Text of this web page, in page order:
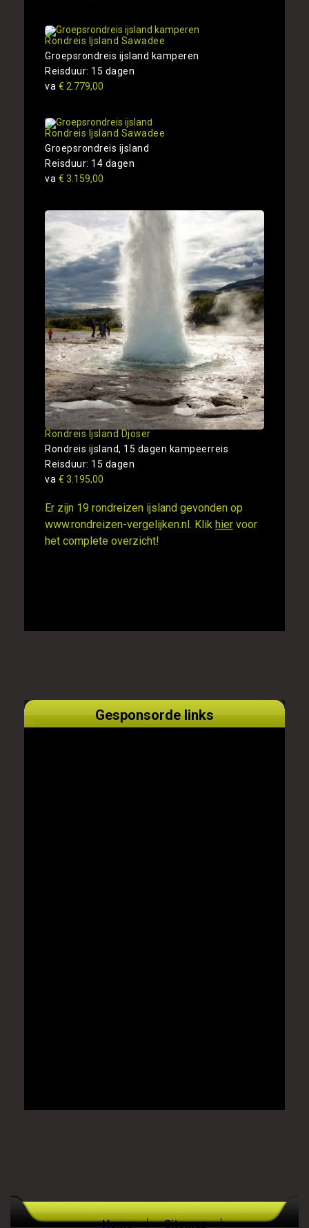
Rondreis Ijsland Sawadee
Groepsrondreis ijsland kamperen
Reisduur: 15 dagen
va € 2.779,00
Rondreis Ijsland Sawadee
Groepsrondreis ijsland
Reisduur: 14 dagen
va € 3.159,00
Rondreis Ijsland Djoser
Rondreis ijsland, 15 dagen kampeerreis
Reisduur: 15 dagen
va € 3.195,00
Er zijn 19 rondreizen ijsland gevonden op
www.rondreizen-vergelijken.nl. Klik hier voor
het complete overzicht!
Gesponsorde links
Home Sitemap